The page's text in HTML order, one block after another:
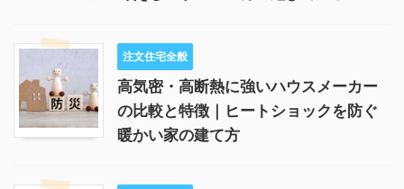
注文住宅全般
高気密・高断熱に強いハウスメーカー
の比較と特徴｜ヒートショックを防ぐ
暖かい家の建て方